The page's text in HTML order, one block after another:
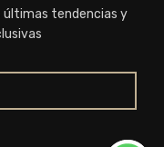
últimas tendencias y